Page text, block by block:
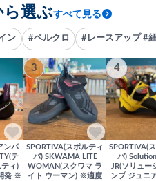
選ぶすべて見る
ン #ベルクロ #レースアップ #
ンパ
テ
ティ)
発 ※
3
SPORTIVA(スポルティ
バ) SKWAMA LITE
WOMAN(スクワマ ラ
イト ウーマン) ※適度
4
SPORTIVA(
バ)
JR(ソリュー
ンプ ジュニ